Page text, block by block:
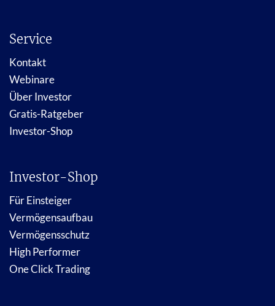
Service
Kontakt
Webinare
Über Investor
Gratis-Ratgeber
Investor-Shop
Investor-Shop
Für Einsteiger
Vermögensaufbau
Vermögensschutz
High Performer
One Click Trading